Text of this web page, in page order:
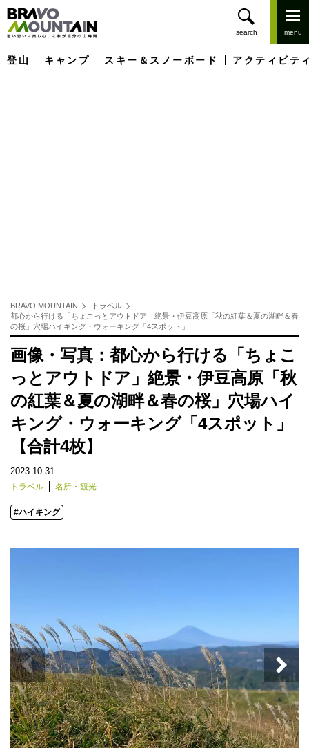
登山 キャンプ スキー＆スノーボード アクティビテ
BRAVO MOUNTAIN
トラベル
都心から行ける「ちょこっとアウトドア」絶景・伊豆高原「秋の紅葉＆夏の湖畔＆春
の桜」穴場ハイキング・ウォーキング「4スポット」
画像・写真：都心から行ける「ちょこ
っとアウトドア」絶景・伊豆高原「秋
の紅葉＆夏の湖畔＆春の桜」穴場ハイ
キング・ウォーキング「4スポット」
【合計4枚】
2023.10.31
トラベル 名所・観光
#ハイキング